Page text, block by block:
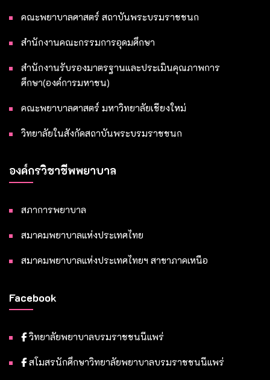
คณะพยาบาลศาสตร์ สถาบันพระบรมราชชนก
สำนักงานคณะกรรมการอุดมศึกษา
สำนักงานรับรองมาตรฐานและประเมินคุณภาพการ
ศึกษา(องค์การมหาชน)
คณะพยาบาลศาสตร์ มหาวิทยาลัยเชียงใหม่
วิทยาลัยในสังกัดสถาบันพระบรมราชชนก
องค์กรวิชาชีพพยาบาล
สภาการพยาบาล
สมาคมพยาบาลแห่งประเทศไทย
สมาคมพยาบาลแห่งประเทศไทยฯ สาขาภาคเหนือ
Facebook
วิทยาลัยพยาบาลบรมราชชนนีแพร่
สโมสรนักศึกษาวิทยาลัยพยาบาลบรมราชชนนีแพร่